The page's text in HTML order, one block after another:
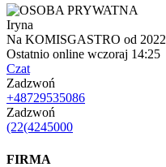
Iryna
Na KOMISGASTRO od 2022
Ostatnio online wczoraj 14:25
Czat
Zadzwoń
+48729535086
Zadzwoń
(22(4245000
FIRMA